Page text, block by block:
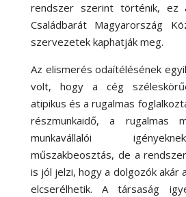
rendszer szerint történik, ez
Családbarát Magyarország
szervezetek kaphatják meg.
Az elismerés odaítélésének
volt, hogy a cég
atipikus és a rugalmas
részmunkaidő, a rugalmas
munkavállalói
műszakbeosztás, de a
is jól jelzi, hogy a dolgozók akár
elcserélhetik. A társaság